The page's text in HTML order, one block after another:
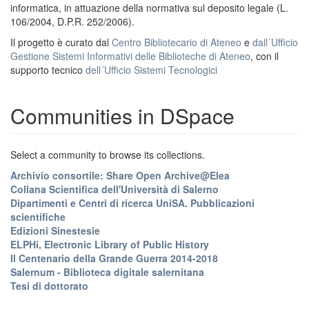
informatica, in attuazione della normativa sul deposito legale (L.
106/2004, D.P.R. 252/2006).
Il progetto è curato dal Centro Bibliotecario di Ateneo e dall´Ufficio
Gestione Sistemi Informativi delle Biblioteche di Ateneo, con il
supporto tecnico dell´Ufficio Sistemi Tecnologici
Communities in DSpace
Select a community to browse its collections.
Archivio consortile: Share Open Archive@Elea
Collana Scientifica dell'Università di Salerno
Dipartimenti e Centri di ricerca UniSA. Pubblicazioni
scientifiche
Edizioni Sinestesie
ELPHi, Electronic Library of Public History
Il Centenario della Grande Guerra 2014-2018
Salernum - Biblioteca digitale salernitana
Tesi di dottorato